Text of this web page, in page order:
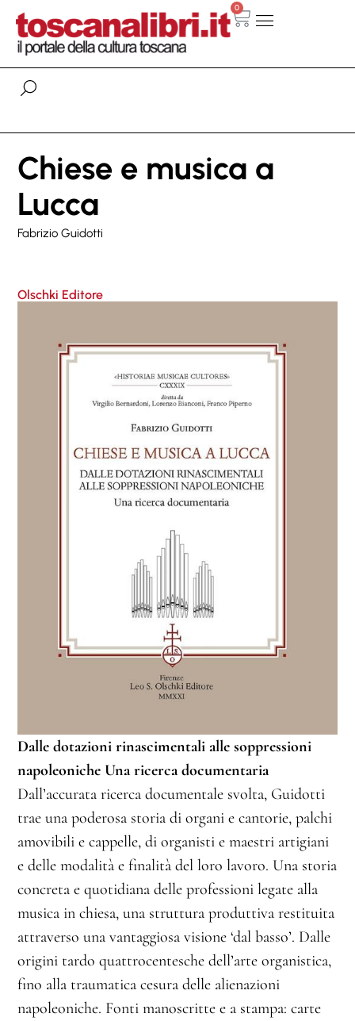
0
Chiese e musica a
Lucca
Fabrizio Guidotti
Olschki Editore
Dalle dotazioni rinascimentali alle soppressioni
napoleoniche Una ricerca documentaria
Dall’accurata ricerca documentale svolta, Guidotti
trae una poderosa storia di organi e cantorie, palchi
amovibili e cappelle, di organisti e maestri artigiani
e delle modalità e finalità del loro lavoro. Una storia
concreta e quotidiana delle professioni legate alla
musica in chiesa, una struttura produttiva restituita
attraverso una vantaggiosa visione ‘dal basso’. Dalle
origini tardo quattrocentesche dell’arte organistica,
fino alla traumatica cesura delle alienazioni
napoleoniche. Fonti manoscritte e a stampa: carte